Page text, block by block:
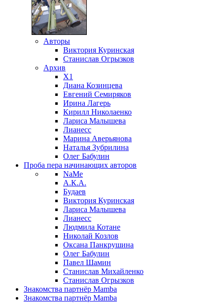
Авторы
Виктория Куринская
Станислав Огрызков
Архив
X1
Диана Козинцева
Евгений Семиряков
Ирина Лагерь
Кирилл Николаенко
Лариса Малышева
Лианесс
Марина Аверьянова
Наталья Зубрилина
Олег Бабулин
Проба пера начинающих авторов
NaMe
А.К.А.
Будаев
Виктория Куринская
Лариса Малышева
Лианесс
Людмила Котане
Николай Козлов
Оксана Панкрушина
Олег Бабулин
Павел Шамин
Станислав Михайленко
Станислав Огрызков
Знакомства партнёр Mamba
Знакомства партнёр Mamba